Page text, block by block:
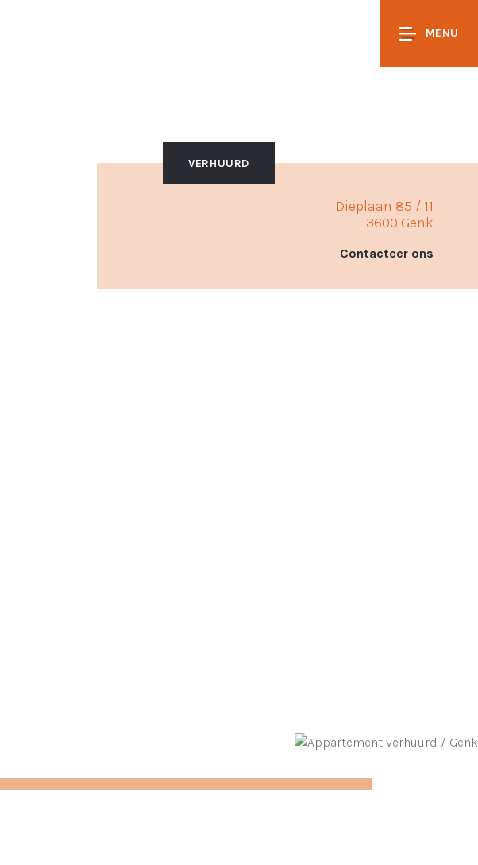
MENU
Dieplaan 85 / 11
3600 Genk
Contacteer ons
VERHUURD